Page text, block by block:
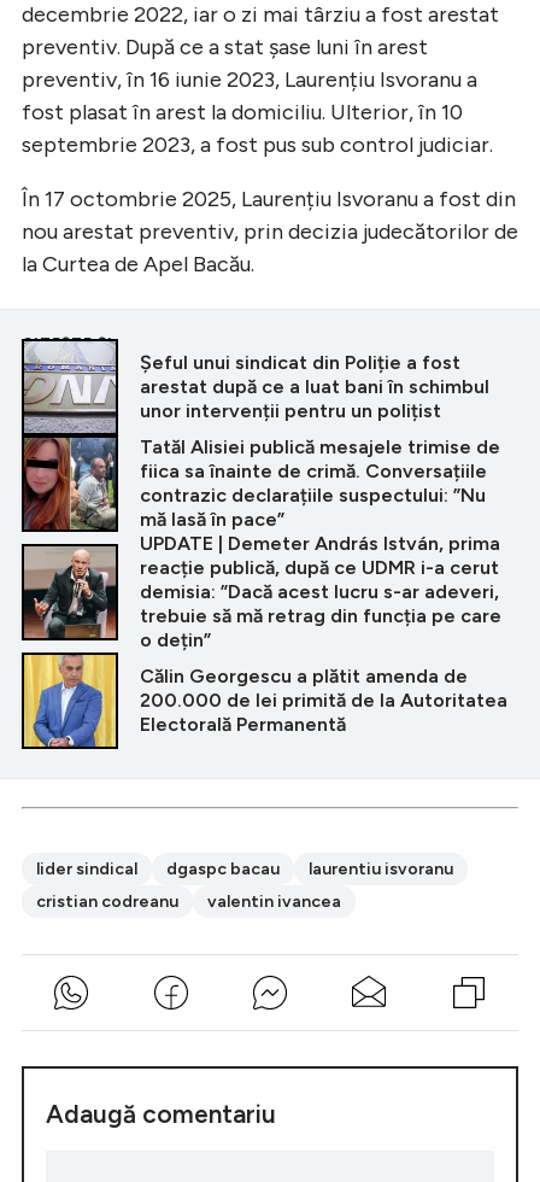
decembrie 2022, iar o zi mai târziu a fost arestat
preventiv. După ce a stat șase luni în arest
preventiv, în 16 iunie 2023, Laurențiu Isvoranu a
fost plasat în arest la domiciliu. Ulterior, în 10
septembrie 2023, a fost pus sub control judiciar.
În 17 octombrie 2025, Laurențiu Isvoranu a fost din
nou arestat preventiv, prin decizia judecătorilor de
la Curtea de Apel Bacău.
CITEȘTE ȘI
Șeful unui sindicat din Poliție a fost
arestat după ce a luat bani în schimbul
unor intervenții pentru un polițist
Tatăl Alisiei publică mesajele trimise de
fiica sa înainte de crimă. Conversațiile
contrazic declarațiile suspectului: ”Nu
mă lasă în pace”
UPDATE | Demeter András István, prima
reacție publică, după ce UDMR i-a cerut
demisia: ”Dacă acest lucru s-ar adeveri,
trebuie să mă retrag din funcția pe care
o dețin”
Călin Georgescu a plătit amenda de
200.000 de lei primită de la Autoritatea
Electorală Permanentă
lider sindical dgaspc bacau
laurentiu isvoranu
cristian codreanu
valentin ivancea
Adaugă comentariu